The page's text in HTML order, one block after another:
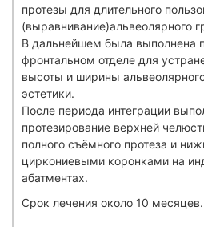
протезы для длительного
(выравнивание)альвеолярного
В дальнейшем была выполнена
фронтальном отделе для
высоты и ширины
эстетики.
После периода интеграции
протезирование верхней
полного съёмного протеза и
циркониевыми коронками на
абатментах.
Срок лечения около 10 месяцев.